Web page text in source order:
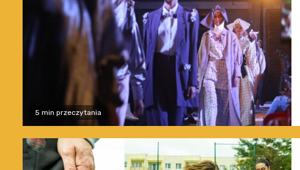
5 min przeczytania